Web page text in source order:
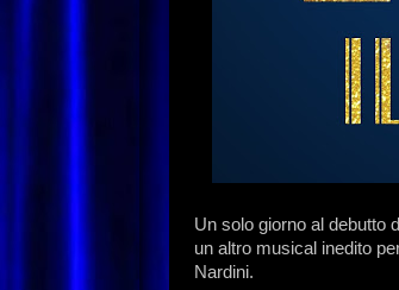
Un solo giorno al debutto
un altro musical inedito
Nardini.